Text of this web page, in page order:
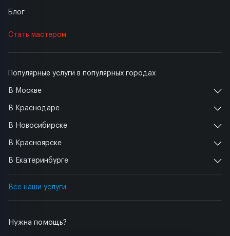
Нужна помощь?
Популярные услуги в популярных городах
В Москве
В Краснодаре
В Новосибирске
В Красноярске
В Екатеринбурге
Все наши услуги
Блог
Стать мастером